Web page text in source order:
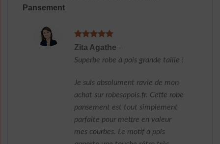
Pansement
Note5sur
Zita Agathe –
Superbe robe à pois grande taille !
Je suis absolument ravie de mon
achat sur robesapois.fr. Cette robe
pansement est tout simplement
parfaite pour mettre en valeur
mes courbes. Le motif à pois